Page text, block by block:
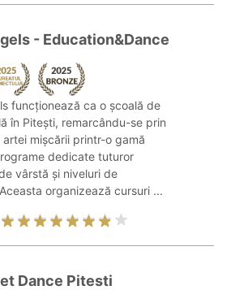
- Education&Dance
funcționează ca o școală de
în Pitești, remarcându-se prin
mișcării printr-o gamă
dedicate tuturor
vârstă și niveluri de
organizează cursuri ...
Dance Pitesti